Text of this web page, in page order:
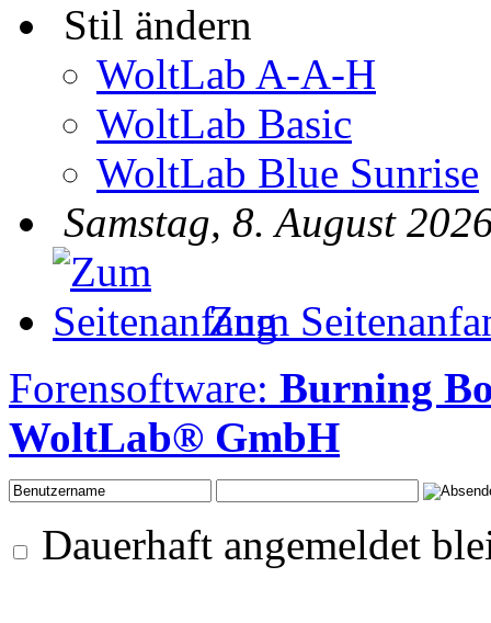
Stil ändern
WoltLab A-A-H
WoltLab Basic
WoltLab Blue Sunrise
Samstag, 8. August
Zum
Forensoftware: Burning
WoltLab® GmbH
Dauerhaft angemeldet